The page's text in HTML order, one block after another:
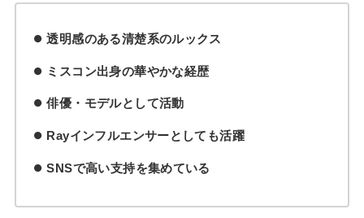
透明感のある清楚系のルックス
ミスコン出身の華やかな経歴
俳優・モデルとして活動
Rayインフルエンサーとしても活躍
SNSで高い支持を集めている